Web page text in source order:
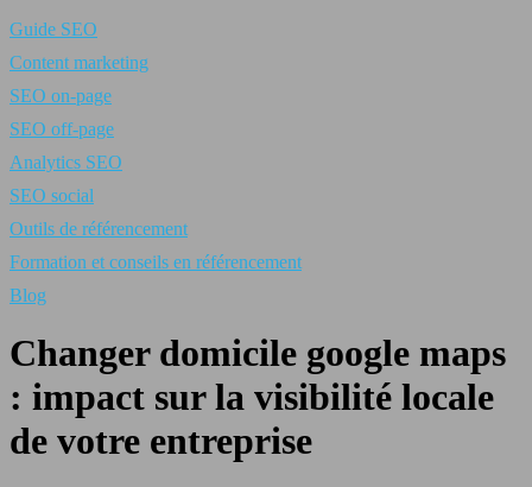
Guide SEO
Content marketing
SEO on-page
SEO off-page
Analytics SEO
SEO social
Outils de référencement
Formation et conseils en référencement
Blog
Changer domicile google maps
: impact sur la visibilité locale
de votre entreprise